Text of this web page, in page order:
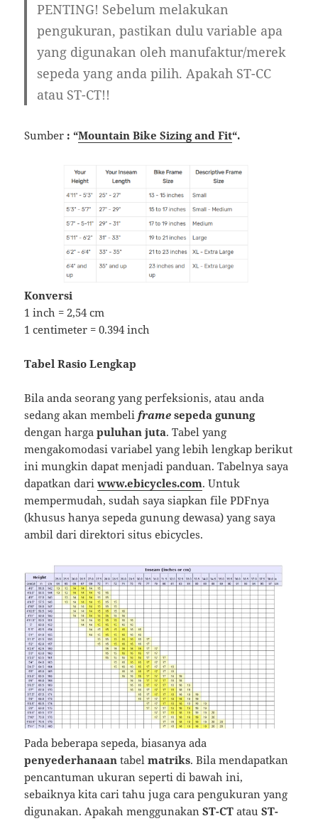
PENTING! Sebelum melakukan
pengukuran, pastikan dulu variable apa
yang digunakan oleh manufaktur/merek
sepeda yang anda pilih. Apakah ST-CC
atau ST-CT!!
Sumber : “Mountain Bike Sizing and Fit“.
Konversi
1 inch = 2,54 cm
1 centimeter = 0.394 inch
Tabel Rasio Lengkap
Bila anda seorang yang perfeksionis, atau anda
sedang akan membeli framesepeda gunung
dengan harga puluhan juta. Tabel yang
mengakomodasi variabel yang lebih lengkap berikut
ini mungkin dapat menjadi panduan. Tabelnya saya
dapatkan dariwww.ebicycles.com. Untuk
mempermudah, sudah saya siapkan file PDFnya
(khusus hanya sepeda gunung dewasa) yang saya
ambil dari direktori situs ebicycles.
Pada beberapa sepeda, biasanya ada
penyederhanaantabelmatriks. Bila mendapatkan
pencantuman ukuran seperti di bawah ini,
sebaiknya kita cari tahu juga cara pengukuran yang
digunakan. Apakah menggunakan ST-CT atauST-